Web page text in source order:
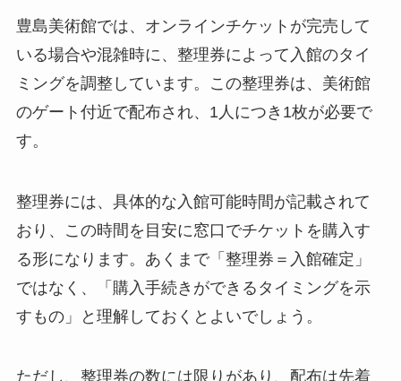
豊島美術館では、オンラインチケットが完売して
いる場合や混雑時に、整理券によって入館のタイ
ミングを調整しています。この整理券は、美術館
のゲート付近で配布され、1人につき1枚が必要で
す。
整理券には、具体的な入館可能時間が記載されて
おり、この時間を目安に窓口でチケットを購入す
る形になります。あくまで「整理券＝入館確定」
ではなく、「購入手続きができるタイミングを示
すもの」と理解しておくとよいでしょう。
ただし、整理券の数には限りがあり、配布は先着